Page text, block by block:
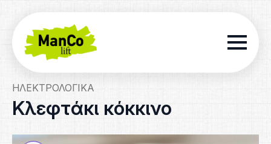
ΗΛΕΚΤΡΟΛΟΓΙΚΆ
Κλεφτάκι κόκκινο